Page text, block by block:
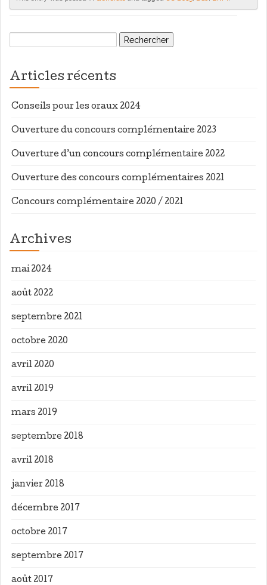
Articles récents
Conseils pour les oraux 2024
Ouverture du concours complémentaire 2023
Ouverture d’un concours complémentaire 2022
Ouverture des concours complémentaires 2021
Concours complémentaire 2020 / 2021
Archives
mai 2024
août 2022
septembre 2021
octobre 2020
avril 2020
avril 2019
mars 2019
septembre 2018
avril 2018
janvier 2018
décembre 2017
octobre 2017
septembre 2017
août 2017